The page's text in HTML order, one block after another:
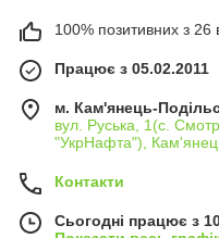
100% позитивних з 26
Працює з 05.02.2011
м. Кам'янець-
вул. Руська, 1(с.
"УкрНафта"),
Контакти
Сьогодні працює з